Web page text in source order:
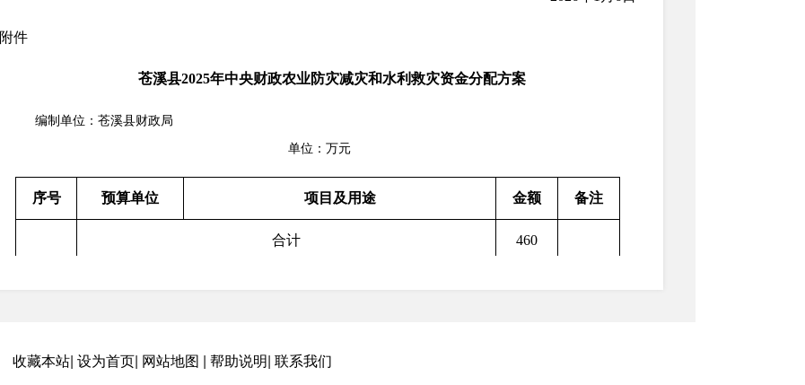
附件
苍溪县2025年中央财政农业防灾减灾和水利救灾资金分配方案
编制单位：苍溪县财政局
单位：万元
序号 预算单位 项目及用途 金额 备注
合计 460
收藏本站| 设为首页| 网站地图 | 帮助说明| 联系我们